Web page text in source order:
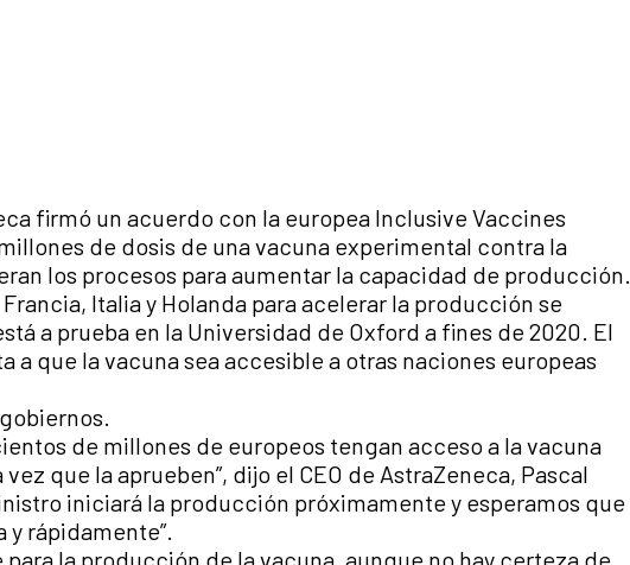
firmó un acuerdo con la europea Inclusive Vaccines
de dosis de una vacuna experimental contra la
los procesos para aumentar la capacidad de producción.
Italia y Holanda para acelerar la producción se
a prueba en la Universidad de Oxford a fines de 2020. El
a que la vacuna sea accesible a otras naciones europeas
de millones de europeos tengan acceso a la vacuna
que la aprueben”, dijo el CEO de AstraZeneca, Pascal
iniciará la producción próximamente y esperamos que
rápidamente”.
la producción de la vacuna, aunque no hay certeza de